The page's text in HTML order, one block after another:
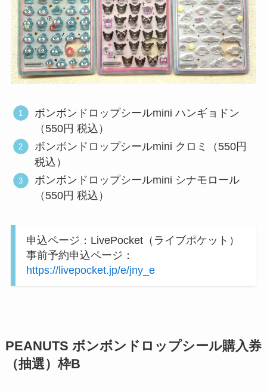
ボンボンドロップシールmini ハンギョドン
（550円 税込）
ボンボンドロップシールmini クロミ（550円
税込）
ボンボンドロップシールmini シナモロール
（550円 税込）
申込ページ：LivePocket（ライブポケット）
事前予約申込ページ：
https://livepocket.jp/e/jny_e
PEANUTS ボンボンドロップシール購入券
（抽選）枠B